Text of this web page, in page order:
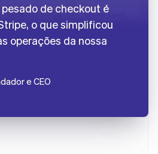
de checkout é
o que simplificou
operações da nossa
e CEO